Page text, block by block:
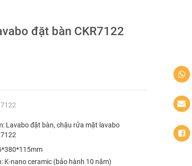
đặt bàn CKR7122
Lavabo đặt bàn, chậu rửa mặt lavabo
K-nano ceramic (bảo hành 10 năm)